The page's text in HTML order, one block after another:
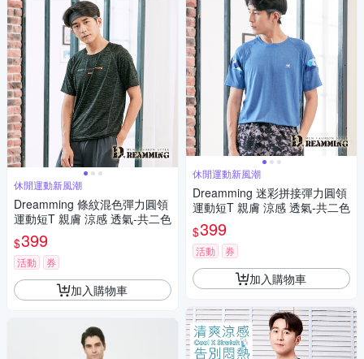
休閒運動新風潮
Dreamming 條紋混色彈力圓領
運動短T 親膚 涼感 透氣-共二色
$399
活動 券
加入購物車
休閒運動新風潮
Dreamming 迷彩拼接彈力圓領
運動短T 親膚 涼感 透氣-共二色
$399
活動 券
加入購物車